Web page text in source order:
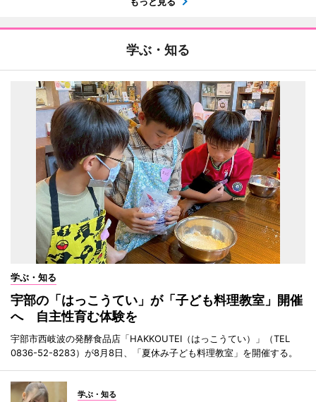
学ぶ・知る
学ぶ・知る
宇部の「はっこうてい」が「子ども料理教室」開催
へ 自主性育む体験を
宇部市西岐波の発酵食品店「HAKKOUTEI（はっこうてい）」（TEL
0836-52-8283）が8月8日、「夏休み子ども料理教室」を開催する。
学ぶ・知る